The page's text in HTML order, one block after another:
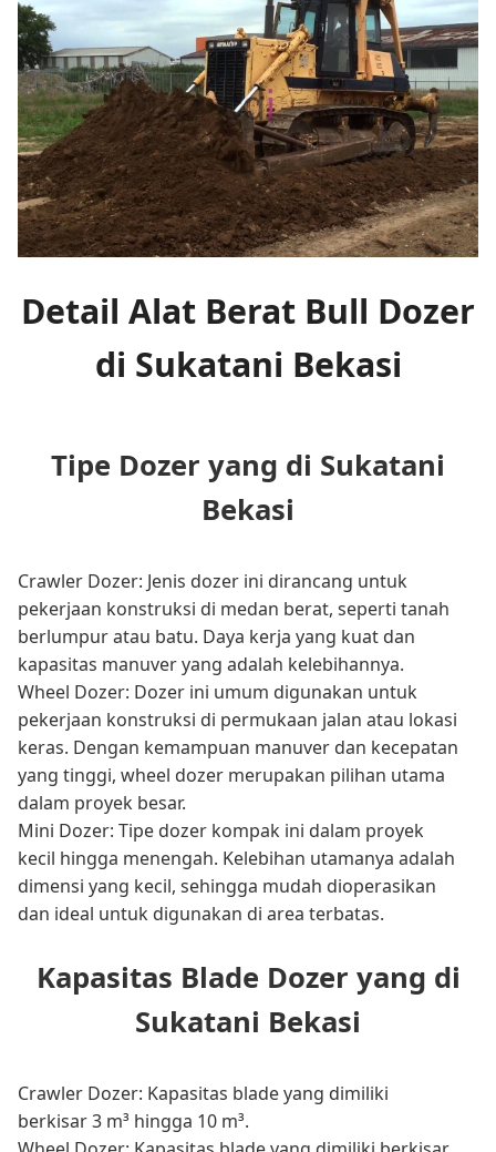
Detail Alat Berat Bull Dozer
di Sukatani Bekasi
Tipe Dozer yang di Sukatani
Bekasi
Crawler Dozer: Jenis dozer ini dirancang untuk
pekerjaan konstruksi di medan berat, seperti tanah
berlumpur atau batu. Daya kerja yang kuat dan
kapasitas manuver yang adalah kelebihannya.
Wheel Dozer: Dozer ini umum digunakan untuk
pekerjaan konstruksi di permukaan jalan atau lokasi
keras. Dengan kemampuan manuver dan kecepatan
yang tinggi, wheel dozer merupakan pilihan utama
dalam proyek besar.
Mini Dozer: Tipe dozer kompak ini dalam proyek
kecil hingga menengah. Kelebihan utamanya adalah
dimensi yang kecil, sehingga mudah dioperasikan
dan ideal untuk digunakan di area terbatas.
Kapasitas Blade Dozer yang di
Sukatani Bekasi
Crawler Dozer: Kapasitas blade yang dimiliki
berkisar 3 m³ hingga 10 m³.